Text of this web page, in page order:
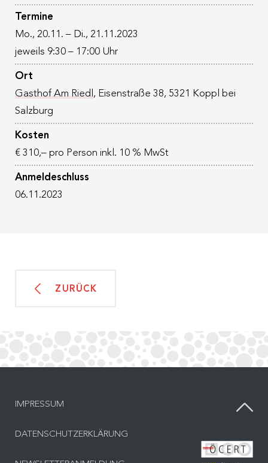
Termine
Mo., 20.11. – Di., 21.11.2023
jeweils 9:30 – 17:00 Uhr
Ort
Gasthof Am Riedl , Eisenstraße 38, 5321 Koppl bei
Salzburg
Kosten
€ 310,– pro Person inkl. 10 % MwSt
Anmeldeschluss
06.11.2023
ZURÜCK
IMPRESSUM
DATENSCHUTZERKLÄRUNG